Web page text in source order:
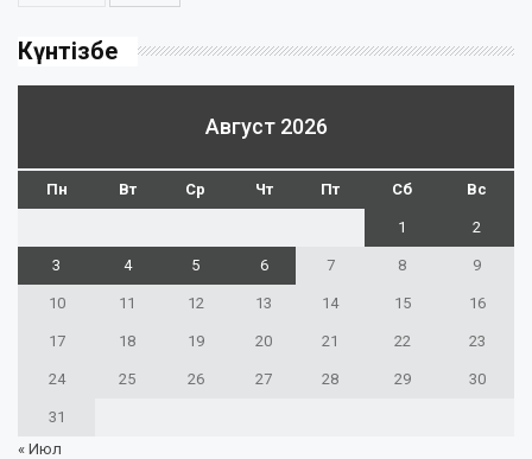
Күнтізбе
Август 2026
Пн Вт Ср Чт Пт Сб Вс
1 2
3 4 5 6 7 8 9
10 11 12 13 14 15 16
17 18 19 20 21 22 23
24 25 26 27 28 29 30
31
« Июл